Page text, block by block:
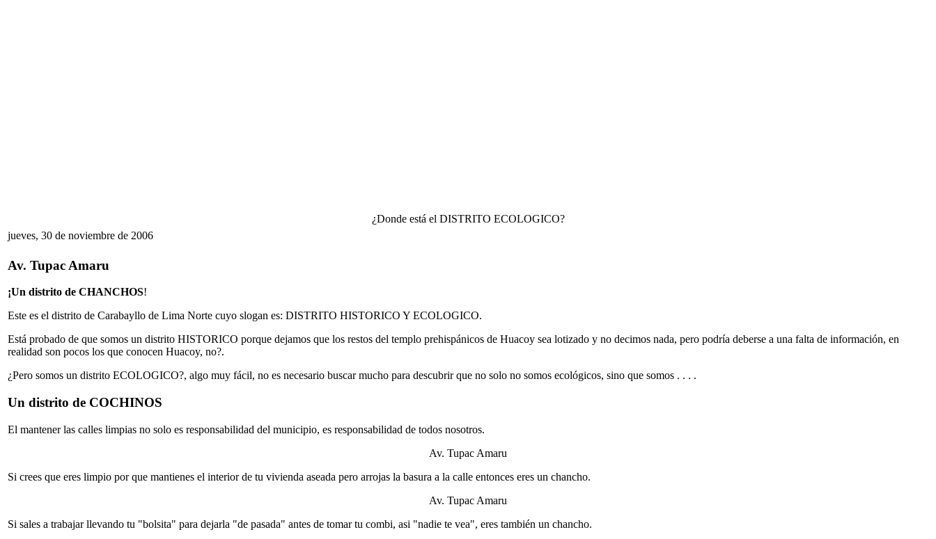
¿Donde está el DISTRITO ECOLOGICO?
jueves, 30 de noviembre de 2006
Av. Tupac Amaru
¡Un distrito de CHANCHOS!
Este es el distrito de Carabayllo de Lima Norte cuyo slogan es: DISTRITO HISTORICO Y ECOLOGICO.
Está probado de que somos un distrito HISTORICO porque dejamos que los restos del templo prehispánicos de Huacoy sea lotizado y no decimos nada, pero podría deberse a una falta de información, en
realidad son pocos los que conocen Huacoy, no?.
¿Pero somos un distrito ECOLOGICO?, algo muy fácil, no es necesario buscar mucho para descubrir que no solo no somos ecológicos, sino que somos . . . .
Un distrito de COCHINOS
El mantener las calles limpias no solo es responsabilidad del municipio, es responsabilidad de todos nosotros.
Av. Tupac Amaru
Si crees que eres limpio por que mantienes el interior de tu vivienda aseada pero arrojas la basura a la calle entonces eres un chancho.
Av. Tupac Amaru
Si sales a trabajar llevando tu "bolsita" para dejarla "de pasada" antes de tomar tu combi, asi "nadie te vea", eres también un chancho.